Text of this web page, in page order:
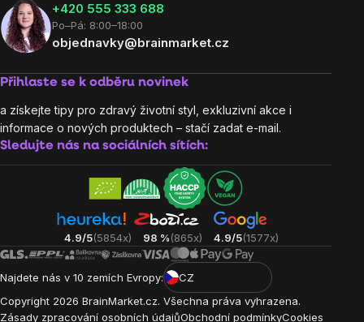
‭+420 555 333 688
Po–Pá: 8:00–18:00
objednavky@brainmarket.cz
Přihlaste se k odběru novinek
a získejte tipy pro zdravý životní styl, exkluzivní akce i
informace o nových produktech – stačí zadat e-mail.
Sledujte nás na sociálních sítích:
4.9/5(5854x) 98 %(865x) 4.9/5(1577x)
Najdete nás v 10 zemích Evropy:
CZ
Copyright 2026 BrainMarket.cz. Všechna práva vyhrazena.
Zásady zpracování osobních údajůObchodní podmínkyCookies